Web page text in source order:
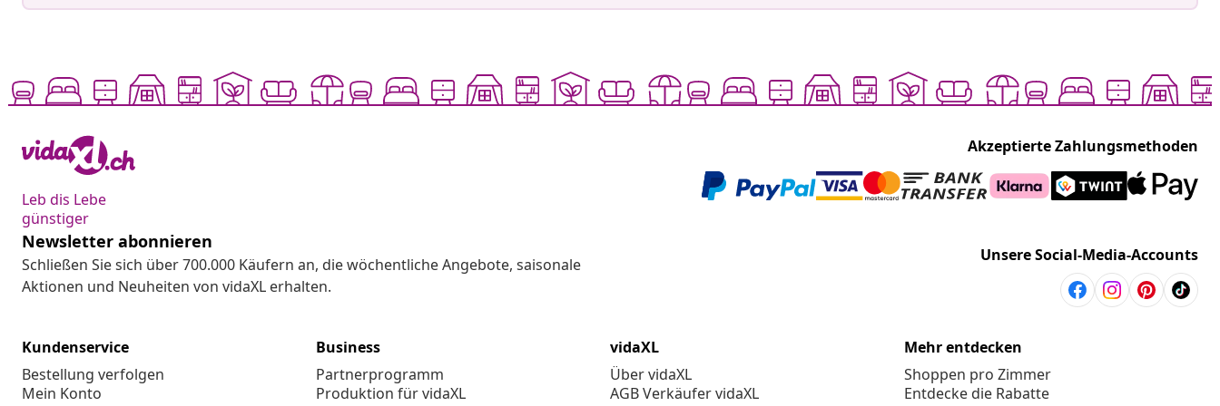
Leb dis Lebe
günstiger
Akzeptierte Zahlungsmethoden
Newsletter abonnieren
Schließen Sie sich über 700.000 Käufern an, die wöchentliche Angebote, saisonale
Aktionen und Neuheiten von vidaXL erhalten.
Unsere Social-Media-Accounts
Kundenservice
Bestellung verfolgen
Mein Konto
Business
Partnerprogramm
Produktion für vidaXL
vidaXL
Über vidaXL
AGB Verkäufer vidaXL
Mehr entdecken
Shoppen pro Zimmer
Entdecke die Rabatte